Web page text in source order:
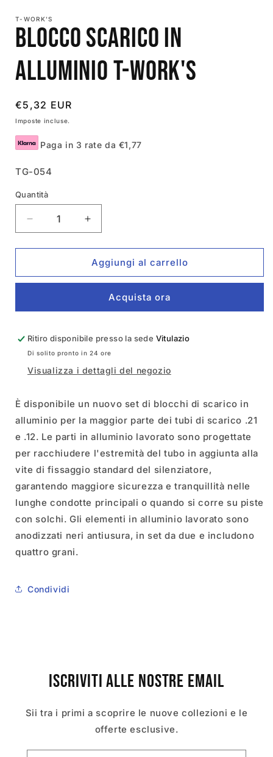
multimediali
in
finestra
T-WORK'S
Blocco scarico in
alluminio T-Work's
Prezzo
di
listino
€5,32 EUR
Imposte incluse.
Paga in 3 rate da €1,77
SKU:
TG-054
Quantità
Quantità
Diminuisci
quantità
per
scarico
T-
Aumenta
quantità
per
Blocco
scarico
alluminio
T-
Aggiungi al carrello
Acquista ora
Ritiro disponibile presso la sede Vitulazio
Di solito pronto in 24 ore
Visualizza i dettagli del negozio
È disponibile un nuovo set di blocchi di scarico in
alluminio per la maggior parte dei tubi di scarico .21
e .12. Le parti in alluminio lavorato sono progettate
per racchiudere l'estremità del tubo in aggiunta alla
vite di fissaggio standard del silenziatore,
garantendo maggiore sicurezza e tranquillità nelle
lunghe condotte principali o quando si corre su piste
con solchi. Gli elementi in alluminio lavorato sono
anodizzati neri antiusura, in set da due e includono
quattro grani.
Condividi
Iscriviti alle nostre email
Sii tra i primi a scoprire le nuove collezioni e le
offerte esclusive.